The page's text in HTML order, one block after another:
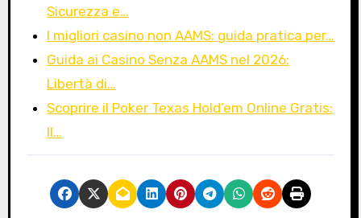
Sicurezza e…
I migliori casino non AAMS: guida pratica per…
Guida ai Casino Senza AAMS nel 2026:
Libertà di…
Scoprire il Poker Texas Hold’em Online Gratis:
Il…